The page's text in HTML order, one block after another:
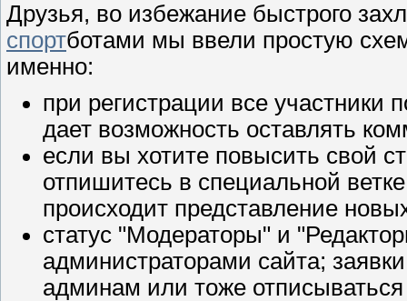
Друзья, во избежание быстрого
спортботами мы ввели простую
именно:
при регистрации все участники
дает возможность оставлять
если вы хотите повысить свой
отпишитесь в специальной
происходит представление
статус "Модераторы" и
администраторами сайта;
админам или тоже